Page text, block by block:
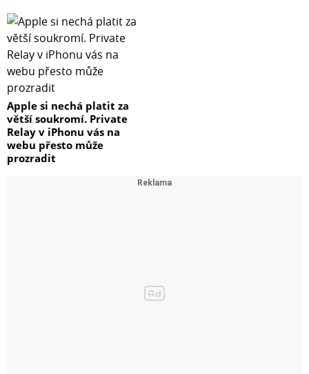
Apple si nechá platit za
větší soukromí. Private
Relay v iPhonu vás na
webu přesto může
prozradit